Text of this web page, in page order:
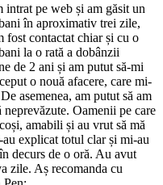
intrat pe web și am găsit un
în aproximativ trei zile,
fost contactat chiar și cu o
la o rată a dobânzii
de 2 ani și am putut să-mi
o nouă afacere, care mi-
asemenea, am putut să am
Oamenii pe care
amabili și au vrut să mă
explicat totul clar și mi-au
decurs de o oră. Au avut
zile. Aș recomanda cu